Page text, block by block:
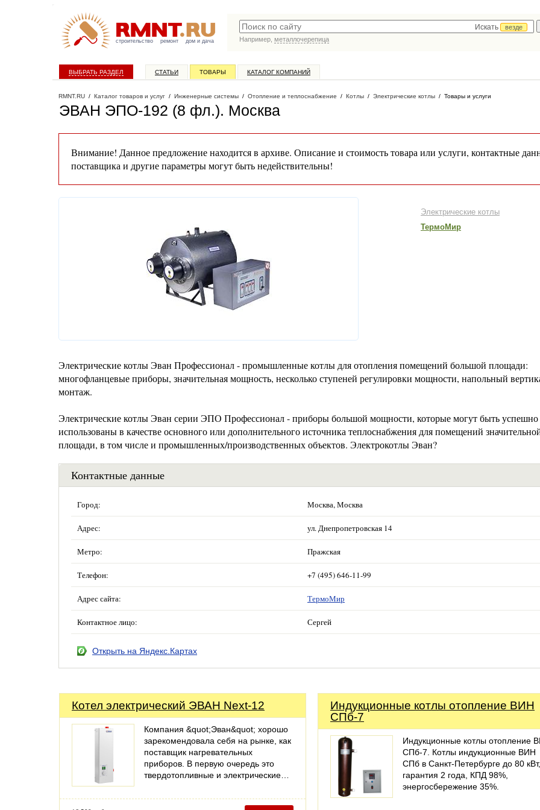
строительство ремонт дом и дача
Искать
везде
Например, металлочерепица
ВЫБРАТЬ РАЗДЕЛ СТАТЬИ ТОВАРЫ КАТАЛОГ КОМПАНИЙ
RMNT.RU / Каталог товаров и услуг / Инженерные системы / Отопление и теплоснабжение / Котлы / Электрические котлы / Товары и услуги
ЭВАН ЭПО-192 (8 фл.). Москва
Внимание! Данное предложение находится в архиве. Описание и стоимость товара или услуги, контактные
поставщика и другие параметры могут быть недействительны!
Электрические котлы
ТермоМир
Электрические котлы Эван Профессионал - промышленные котлы для отопления помещений большой площади:
многофланцевые приборы, значительная мощность, несколько ступеней регулировки мощности, напольный
монтаж.
Электрические котлы Эван серии ЭПО Профессионал - приборы большой мощности, которые могут быть успешно
использованы в качестве основного или дополнительного источника теплоснабжения для помещений
площади, в том числе и промышленных/производственных объектов. Электрокотлы Эван?
Контактные данные
Город: Москва, Москва
Адрес: ул. Днепропетровская 14
Метро: Пражская
Телефон: +7 (495) 646-11-99
Адрес сайта: ТермоМир
Контактное лицо: Сергей
Открыть на Яндекс.Картах
Котел электрический ЭВАН Next-12
Компания &quot;Эван&quot; хорошо
зарекомендовала себя на рынке, как
поставщик нагревательных
приборов. В первую очередь это
твердотопливные и электрические…
Индукционные котлы отопление ВИН
СПб-7
Индукционные котлы отопление
СПб-7. Котлы индукционные ВИН
СПб в Санкт-Петербурге до 80 кВт,
гарантия 2 года, КПД 98%,
энергосбережение 35%.